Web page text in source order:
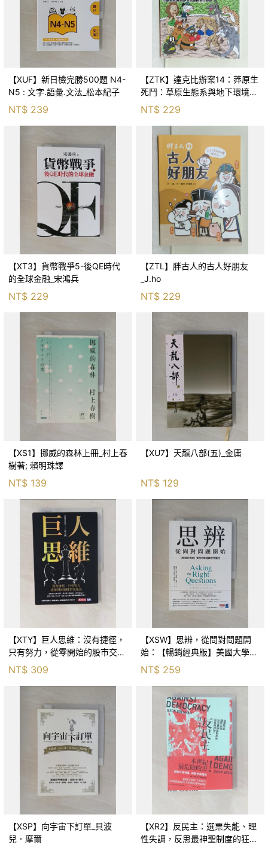
【XUF】新日檢完勝500題 N4-
N5 : 文字.語彙.文法_松本紀子
NT$ 239
【ZTK】達克比辦案14：莽原生
死鬥：草原生態系與地下環境的
生存適應_柯智元
NT$ 229
【XT3】貨幣戰爭5-後QE時代
的全球金融_宋鴻兵
NT$ 229
【ZTL】胖古人的古人好朋友
_J.ho
NT$ 229
【XS1】挪威的森林上冊_村上春
樹著; 賴明珠譯
NT$ 139
【XU7】天龍八部(五)_金庸
NT$ 129
【XTY】巨人思維：沒有捷徑，
只有努力，從零開始的股市交易
員_巨人傑
NT$ 309
【XSW】思辨，從問對問題開
始：【暢銷經典版】美國大學邏
輯思考聖經_尼爾．布朗, 史都
華．基里, 羅耀宗, 蔡宏明, 黃賓
NT$ 259
【XSP】向宇宙下訂單_貝波
兒．摩爾
【XR2】反民主：選票失能、理
性失調，反思最神聖制度的狂亂